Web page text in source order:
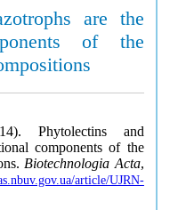
are the
of the
Phytolectins and
components of the
Biotechnologia Acta,
article/UJRN-